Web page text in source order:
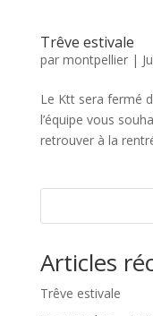
Trêve estivale
par montpellier|
Le Ktt sera fermé
l’équipe vous
retrouver à la
Articles
Trêve estivale